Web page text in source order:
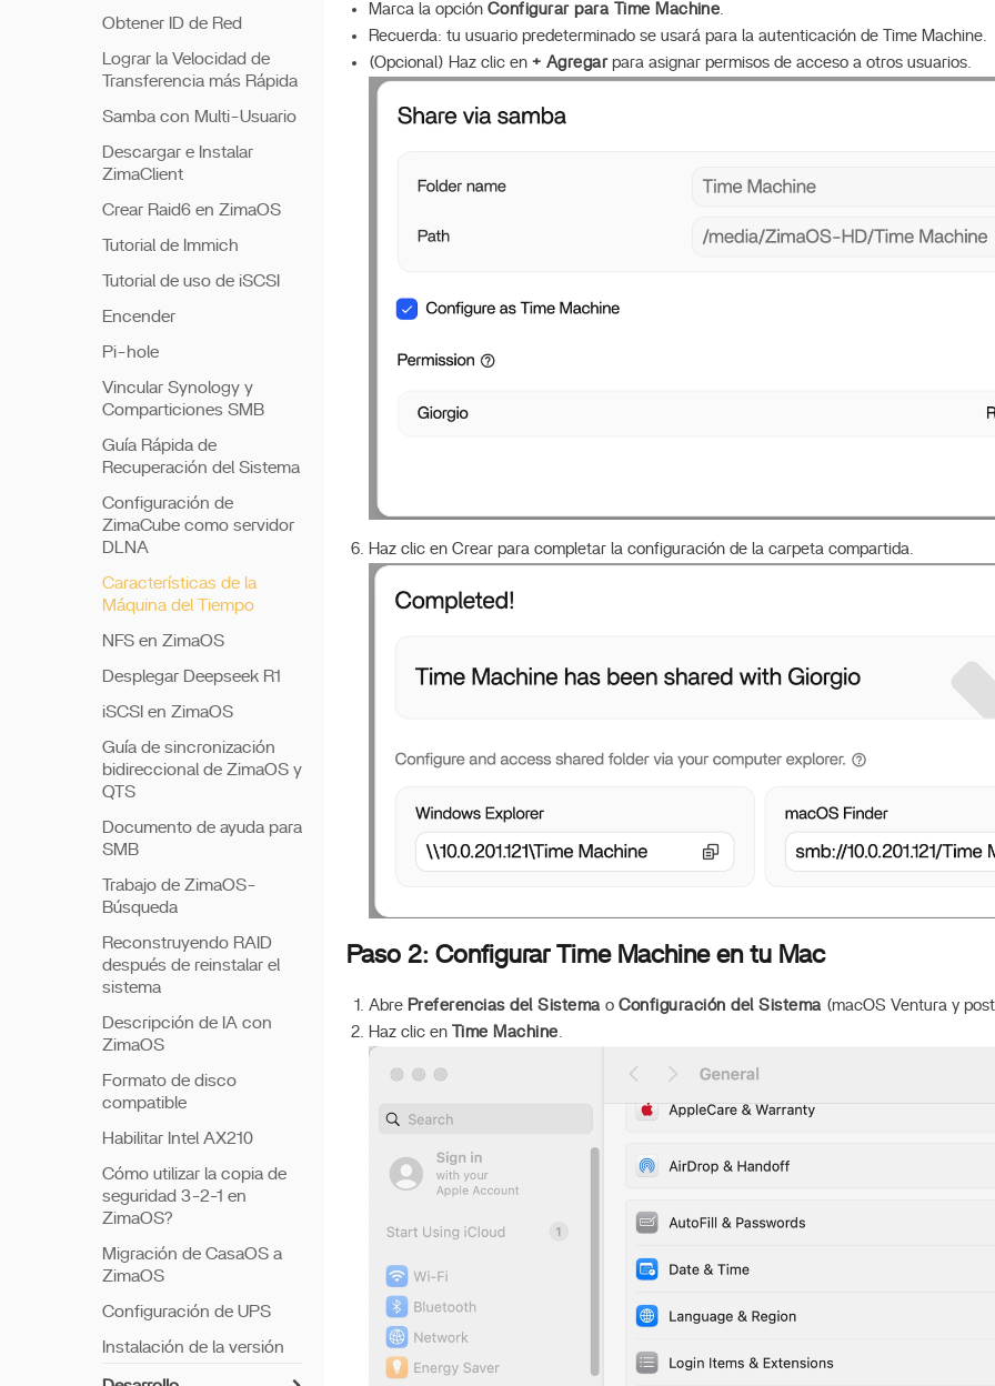
Marca la opción Configurar para Time Machine.
Recuerda: tu usuario predeterminado se usará para la autenticación de Time Machine.
(Opcional) Haz clic en + Agregarpara asignar permisos de acceso a otros usuarios.
Haz clic en Crear para completar la configuración de la carpeta compartida.
Paso 2: Configurar Time Machine en tu Mac
Abre Preferencias del Sistema o Configuración del Sistema (macOS Ventura y
Haz clic en
Time Machine.
Obtener ID de Red
Lograr la Velocidad de
Transferencia más Rápida
Samba con Multi-Usuario
Descargar e Instalar
ZimaClient
Crear Raid6 en ZimaOS
Tutorial de Immich
Tutorial de uso de iSCSI
Encender
Pi-hole
Vincular Synology y
Comparticiones SMB
Guía Rápida de
Recuperación del Sistema
Configuración de
ZimaCube como servidor
DLNA
Características de la
Máquina del Tiempo
NFS en ZimaOS
Desplegar Deepseek R1
iSCSI en ZimaOS
Guía de sincronización
bidireccional de ZimaOS y
QTS
Documento de ayuda para
SMB
Trabajo de ZimaOS-
Búsqueda
Reconstruyendo RAID
después de reinstalar el
sistema
Descripción de IA con
ZimaOS
Formato de disco
compatible
Habilitar Intel AX210
Cómo utilizar la copia de
seguridad 3-2-1 en
ZimaOS?
Migración de CasaOS a
ZimaOS
Configuración de UPS
Instalación de la versión